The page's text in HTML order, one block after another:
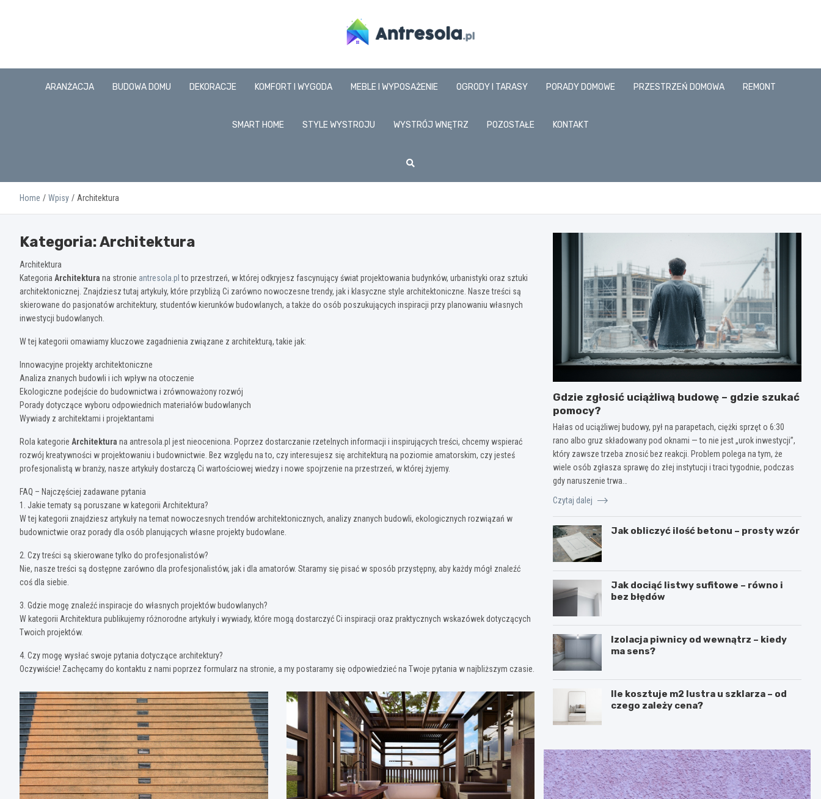
www.antresola.pl
ARANŻACJA BUDOWA DOMU DEKORACJE KOMFORT I WYGODA MEBLE I WYPOSAŻENIE OGRODY I TARASY PORADY DOMOWE PRZESTRZEŃ DOMOWA REMONT
SMART HOME STYLE WYSTROJU WYSTRÓJ WNĘTRZ POZOSTAŁE KONTAKT
Home Wpisy Architektura
Kategoria:Architektura
Architektura
Kategoria Architektura na stronie antresola.pl to przestrzeń, w której odkryjesz fascynujący świat projektowania budynków, urbanistyki oraz sztuki
architektonicznej. Znajdziesz tutaj artykuły, które przybliżą Ci zarówno nowoczesne trendy, jak i klasyczne style architektoniczne. Nasze treści są
skierowane do pasjonatów architektury, studentów kierunków budowlanych, a także do osób poszukujących inspiracji przy planowaniu własnych
inwestycji budowlanych.
W tej kategorii omawiamy kluczowe zagadnienia związane z architekturą, takie jak:
Innowacyjne projekty architektoniczne
Analiza znanych budowli i ich wpływ na otoczenie
Ekologiczne podejście do budownictwa i zrównoważony rozwój
Porady dotyczące wyboru odpowiednich materiałów budowlanych
Wywiady z architektami i projektantami
Rola kategorie Architektura na antresola.pl jest nieoceniona. Poprzez dostarczanie rzetelnych informacji i inspirujących treści, chcemy wspierać
rozwój kreatywności w projektowaniu i budownictwie. Bez względu na to, czy interesujesz się architekturą na poziomie amatorskim, czy jesteś
profesjonalistą w branży, nasze artykuły dostarczą Ci wartościowej wiedzy i nowe spojrzenie na przestrzeń, w której żyjemy.
FAQ – Najczęściej zadawane pytania
1. Jakie tematy są poruszane w kategorii Architektura?
W tej kategorii znajdziesz artykuły na temat nowoczesnych trendów architektonicznych, analizy znanych budowli, ekologicznych rozwiązań w
budownictwie oraz porady dla osób planujących własne projekty budowlane.
2. Czy treści są skierowane tylko do profesjonalistów?
Nie, nasze treści są dostępne zarówno dla profesjonalistów, jak i dla amatorów. Staramy się pisać w sposób przystępny, aby każdy mógł znaleźć
coś dla siebie.
3. Gdzie mogę znaleźć inspiracje do własnych projektów budowlanych?
W kategorii Architektura publikujemy różnorodne artykuły i wywiady, które mogą dostarczyć Ci inspiracji oraz praktycznych wskazówek dotyczących
Twoich projektów.
4. Czy mogę wysłać swoje pytania dotyczące architektury?
Oczywiście! Zachęcamy do kontaktu z nami poprzez formularz na stronie, a my postaramy się odpowiedzieć na Twoje pytania w najbliższym czasie.
Gdzie zgłosić uciążliwą budowę – gdzie szukać
pomocy?
Hałas od uciążliwej budowy, pył na parapetach, ciężki sprzęt o 6:30
rano albo gruz składowany pod oknami — to nie jest „urok inwestycji”,
który zawsze trzeba znosić bez reakcji. Problem polega na tym, że
wiele osób zgłasza sprawę do złej instytucji i traci tygodnie, podczas
gdy naruszenie trwa…
Czytaj dalej
Jak obliczyć ilość betonu – prosty wzór
Jak dociąć listwy sufitowe – równo i
bez błędów
Izolacja piwnicy od wewnątrz – kiedy
ma sens?
Ile kosztuje m2 lustra u szklarza – od
czego zależy cena?